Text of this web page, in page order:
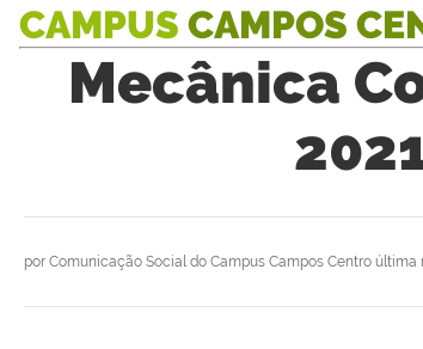
CAMPUS CAMPOS
Mecânica
por Comunicação Social do Campus Campos Centro última